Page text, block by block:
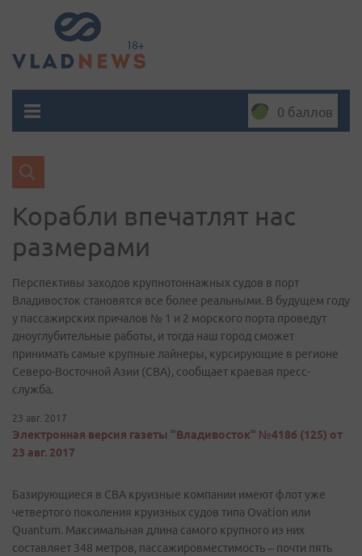
0 баллов
Корабли впечатлят нас
размерами
Перспективы заходов крупнотоннажных судов в порт
Владивосток становятся все более реальными. В будущем году
у пассажирских причалов № 1 и 2 морского порта проведут
дноуглубительные работы, и тогда наш город сможет
принимать самые крупные лайнеры, курсирующие в регионе
Северо-Восточной Азии (СВА), сообщает краевая пресс-
служба.
23 авг. 2017
Электронная версия газеты "Владивосток" №4186 (125) от
23 авг. 2017
Базирующиеся в СВА круизные компании имеют флот уже
четвертого поколения круизных судов типа Ovation или
Quantum. Максимальная длина самого крупного из них
составляет 348 метров, пассажировместимость – почти пять